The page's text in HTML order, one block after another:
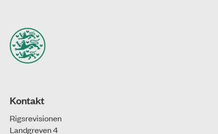
Kontakt
Rigsrevisionen
Landgreven 4